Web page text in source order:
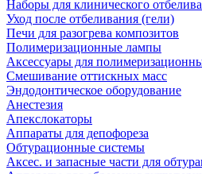
Наборы для клинического
Уход после отбеливания (гели)
Печи для разогрева композитов
Полимеризационные лампы
Аксессуары для
Смешивание оттискных масс
Эндодонтическое оборудование
Анестезия
Апекслокаторы
Аппараты для депофореза
Обтурационные системы
Аксес. и запасные части для